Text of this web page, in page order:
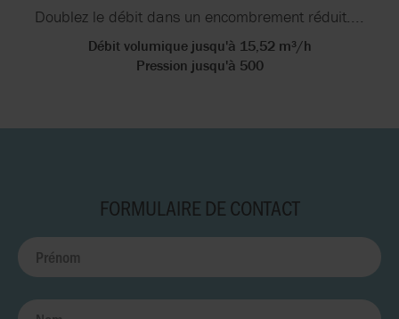
Doublez le débit dans un encombrement réduit....
Débit volumique jusqu'à 15,52 m³/h
Pression jusqu'à 500
FORMULAIRE DE CONTACT